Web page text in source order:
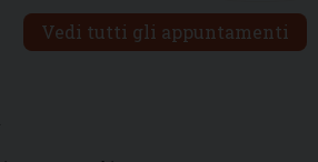
Vedi tutti gli appuntamenti